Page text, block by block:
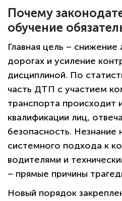
Почему
обучение
Главная цель – снижение
дорогах и усиление
дисциплиной. По
часть ДТП с участием
транспорта происходит
квалификации лиц,
безопасность. Незнание
системного подхода к
водителями и
– прямые причины
Новый порядок